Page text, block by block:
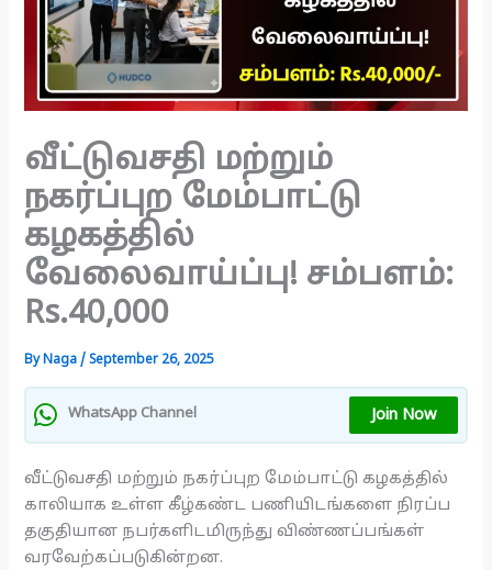
வீட்டுவசதி மற்றும்
நகர்ப்புற மேம்பாட்டு
கழகத்தில்
வேலைவாய்ப்பு! சம்பளம்:
Rs.40,000
ByNaga/September 26, 2025
WhatsApp Channel Join Now
வீட்டுவசதி மற்றும் நகர்ப்புற மேம்பாட்டு கழகத்தில்
காலியாக உள்ள கீழ்கண்ட பணியிடங்களை நிரப்ப
தகுதியான நபர்களிடமிருந்து விண்ணப்பங்கள்
வரவேற்கப்படுகின்றன.